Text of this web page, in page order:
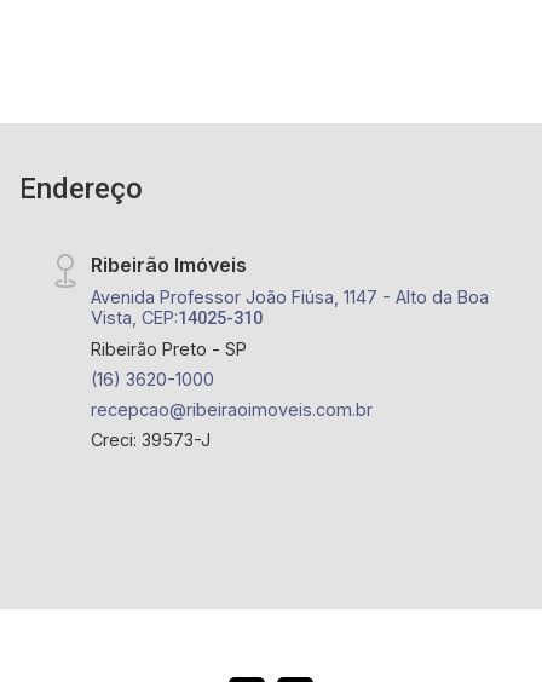
Endereço
Ribeirão Imóveis
Avenida Professor João Fiúsa, 1147 - Alto da Boa
Vista, CEP:14025-310
Ribeirão Preto - SP
(16) 3620-1000
recepcao@ribeiraoimoveis.com.br
Creci: 39573-J